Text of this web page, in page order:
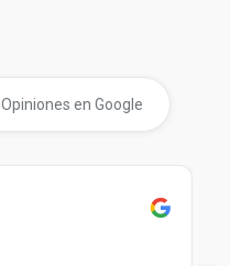
Opiniones en Google